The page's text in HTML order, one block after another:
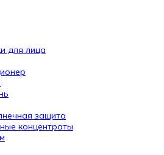
для лица
защита
концентраты